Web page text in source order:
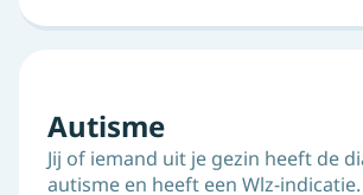
Autisme
Jij of iemand uit je gezin heeft de
autisme en heeft een Wlz-